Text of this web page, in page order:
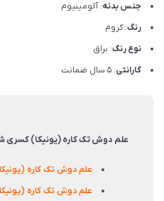
جنس بدنه: آلومینیوم
رنگ: کروم
نوع رنگ: براق
گارانتی: 5 سال ضمانت
علم دوش تک کاره (یونیکا) کسری
علم دوش تک کاره
علم دوش تک کاره